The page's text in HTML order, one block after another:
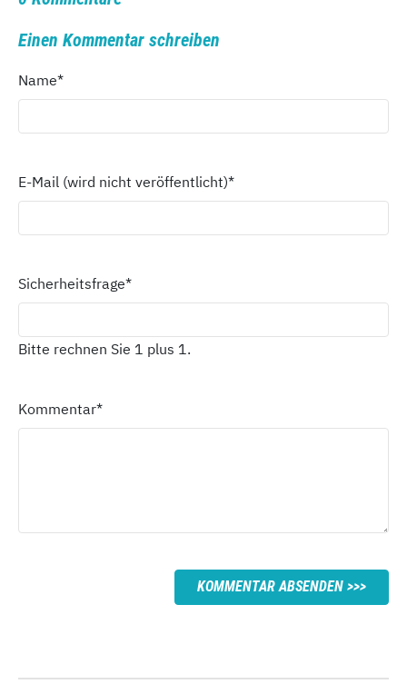
Einen Kommentar schreiben
Name*
E-Mail (wird nicht veröffentlicht)*
Sicherheitsfrage*
Bitte rechnen Sie 1 plus 1.
Kommentar*
KOMMENTAR ABSENDEN